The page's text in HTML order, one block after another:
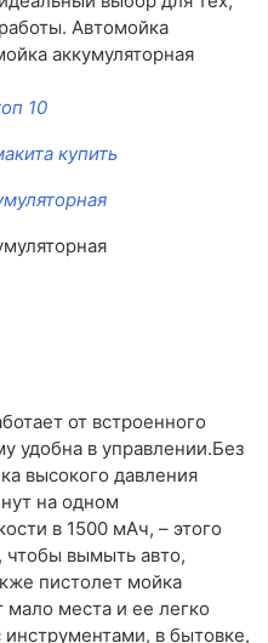
Автомойка
аккумуляторная
10
купить
от встроенного
удобна в управлении.Без
высокого давления
на одном
в 1500 мАч, – этого
чтобы вымыть авто,
пистолет мойка
мало места и ее легко
в бытовке,